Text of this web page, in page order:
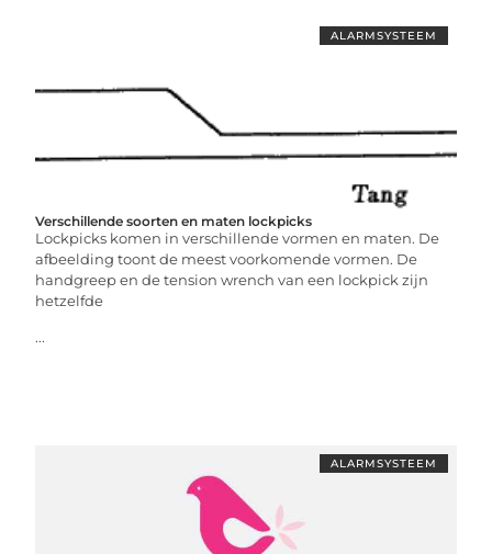
ALARMSYSTEEM
Verschillende soorten en maten lockpicks
Lockpicks komen in verschillende vormen en maten. De
afbeelding toont de meest voorkomende vormen. De
handgreep en de tension wrench van een lockpick zijn
hetzelfde
...
ALARMSYSTEEM